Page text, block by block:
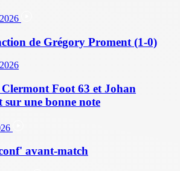
de Grégory Proment (1-0)
Foot 63 et Johan
sur une bonne note
avant-match